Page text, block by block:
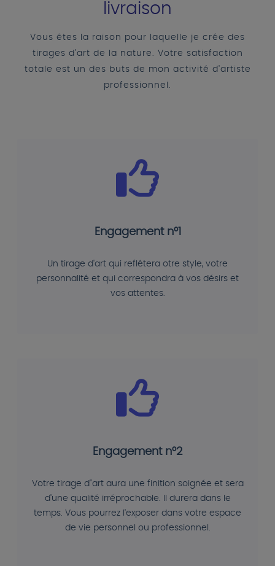
livraison
Vous êtes la raison pour laquelle je crée des
tirages d'art de la nature. Votre satisfaction
totale est un des buts de mon activité d'artiste
professionnel.
Engagement n°1
Un tirage d'art qui reflétera otre style, votre
personnalité et qui correspondra à vos désirs et
vos attentes.
Engagement n°2
Votre tirage d"art aura une finition soignée et sera
d'une qualité irréprochable. Il durera dans le
temps. Vous pourrez l'exposer dans votre espace
de vie personnel ou professionnel.